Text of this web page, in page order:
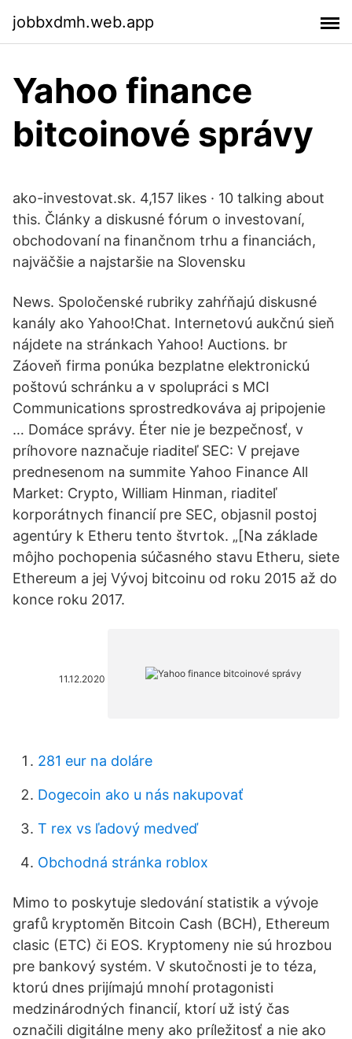
jobbxdmh.web.app
Yahoo finance
bitcoinové správy
ako-investovat.sk. 4,157 likes · 10 talking about
this. Články a diskusné fórum o investovaní,
obchodovaní na finančnom trhu a financiách,
najväčšie a najstaršie na Slovensku
News. Spoločenské rubriky zahŕňajú diskusné
kanály ako Yahoo!Chat. Internetovú aukčnú sieň
nájdete na stránkach Yahoo! Auctions. br
Záoveň firma ponúka bezplatne elektronickú
poštovú schránku a v spolupráci s MCI
Communications sprostredkováva aj pripojenie
… Domáce správy. Éter nie je bezpečnosť, v
príhovore naznačuje riaditeľ SEC: V prejave
prednesenom na summite Yahoo Finance All
Market: Crypto, William Hinman, riaditeľ
korporátnych financií pre SEC, objasnil postoj
agentúry k Etheru tento štvrtok. „[Na základe
môjho pochopenia súčasného stavu Etheru, siete
Ethereum a jej Vývoj bitcoinu od roku 2015 až do
konce roku 2017.
11.12.2020
281 eur na doláre
Dogecoin ako u nás nakupovať
T rex vs ľadový medveď
Obchodná stránka roblox
Mimo to poskytuje sledování statistik a vývoje
grafů kryptoměn Bitcoin Cash (BCH), Ethereum
clasic (ETC) či EOS. Kryptomeny nie sú hrozbou
pre bankový systém. V skutočnosti je to téza,
ktorú dnes prijímajú mnohí protagonisti
medzinárodných financií, ktorí už istý čas
označili digitálne meny ako príležitosť a nie ako